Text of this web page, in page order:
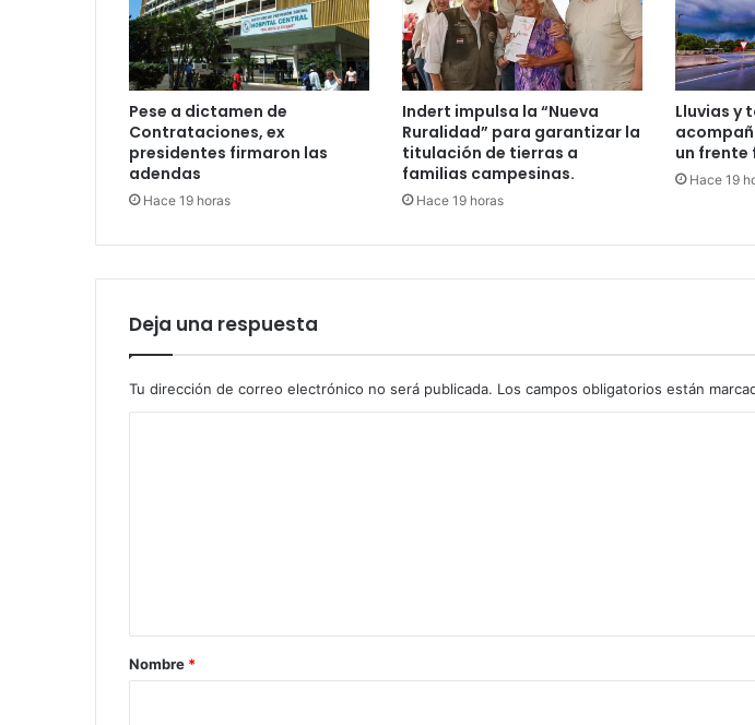
Pese a dictamen de
Contrataciones, ex
presidentes firmaron las
adendas
Hace 19 horas
Indert impulsa la “Nueva
Ruralidad” para garantizar la
titulación de tierras a
familias campesinas.
Hace 19 horas
Lluvias y
un frente
Hace 19
Deja una respuesta
Tu dirección de correo electrónico no será publicada. Los campos obligatorios están
r
Nombre *